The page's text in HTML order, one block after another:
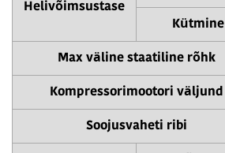
Helivõimsustase
Kütmine
Max väline staatiline rõhk
Kompressorimootori väljund
Soojusvaheti ribi